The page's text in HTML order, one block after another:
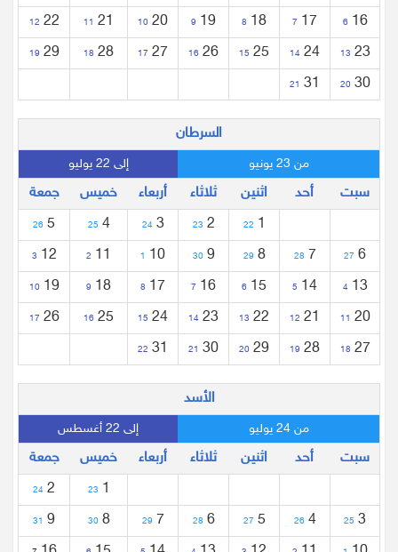
16
6
17
7
18
8
19
9
20
10
21
11
22
12
23
13
24
14
25
15
26
16
27
17
28
18
29
19
30
20
31
21
السرطان
من 23 يونيو إلى 22 يوليو
سبت أحد اثنين ثلاثاء أربعاء خميس
جمعة
1
22
2
23
3
24
4
25
5
26
6
27
7
28
8
29
9
30
10
1
11
2
12
3
13
4
14
5
15
6
16
7
17
8
18
9
19
10
20
11
21
12
22
13
23
14
24
15
25
16
26
17
27
18
28
19
29
20
30
21
31
22
الأسد
من 24 يوليو إلى 22 أغسطس
سبت أحد اثنين ثلاثاء أربعاء خميس
جمعة
1
23
2
24
3
25
4
26
5
27
6
28
7
29
8
30
9
31